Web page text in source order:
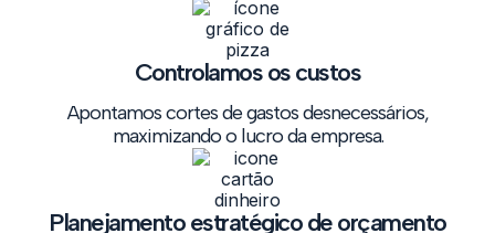
Controlamos os custos
Apontamos cortes de gastos desnecessários,
maximizando o lucro da empresa.
Planejamento estratégico de orçamento